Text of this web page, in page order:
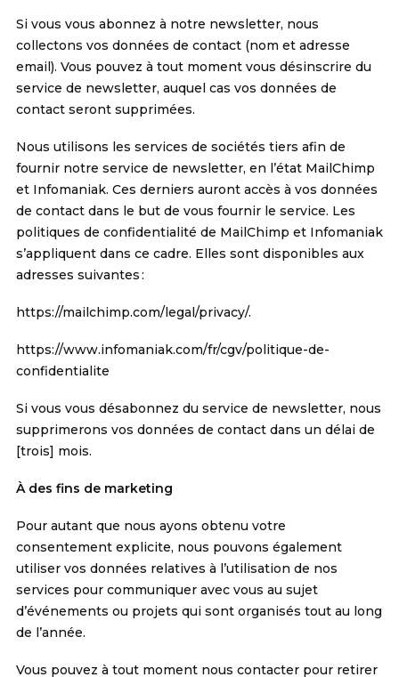
Si vous vous abonnez à notre newsletter, nous
collectons vos données de contact (nom et adresse
email). Vous pouvez à tout moment vous désinscrire du
service de newsletter, auquel cas vos données de
contact seront supprimées.
Nous utilisons les services de sociétés tiers afin de
fournir notre service de newsletter, en l’état MailChimp
et Infomaniak. Ces derniers auront accès à vos données
de contact dans le but de vous fournir le service. Les
politiques de confidentialité de MailChimp et Infomaniak
s’appliquent dans ce cadre. Elles sont disponibles aux
adresses suivantes :
https://mailchimp.com/legal/privacy/.
https://www.infomaniak.com/fr/cgv/politique-de-
confidentialite
Si vous vous désabonnez du service de newsletter, nous
supprimerons vos données de contact dans un délai de
[trois] mois.
À des fins de marketing
Pour autant que nous ayons obtenu votre
consentement explicite, nous pouvons également
utiliser vos données relatives à l’utilisation de nos
services pour communiquer avec vous au sujet
d’événements ou projets qui sont organisés tout au long
de l’année.
Vous pouvez à tout moment nous contacter pour retirer